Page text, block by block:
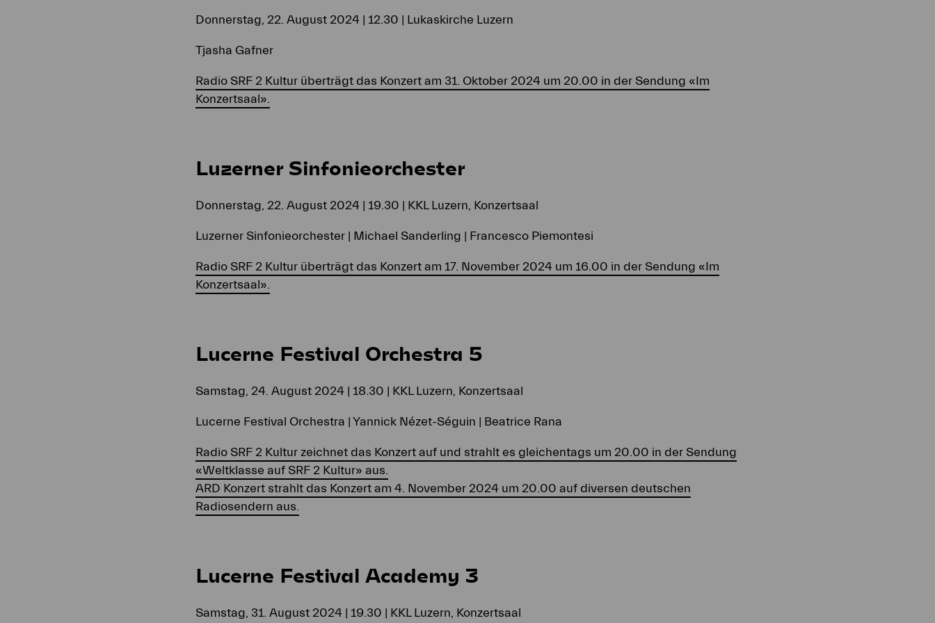
Donnerstag, 22. August 2024 | 12.30 | Lukaskirche Luzern
Tjasha Gafner
Radio SRF 2 Kultur überträgt das Konzert am 31. Oktober 2024 um 20.00 in der Sendung «Im
Konzertsaal».
Luzerner Sinfonieorchester
Donnerstag, 22. August 2024 | 19.30 | KKL Luzern, Konzertsaal
Luzerner Sinfonieorchester | Michael Sanderling | Francesco Piemontesi
Radio SRF 2 Kultur überträgt das Konzert am 17. November 2024 um 16.00 in der Sendung «Im
Konzertsaal».
Lucerne Festival Orchestra 5
Samstag, 24. August 2024 | 18.30 | KKL Luzern, Konzertsaal
Lucerne Festival Orchestra | Yannick Nézet-Séguin | Beatrice Rana
Radio SRF 2 Kultur zeichnet das Konzert auf und strahlt es gleichentags um 20.00 in der Sendung
«Weltklasse auf SRF 2 Kultur» aus.
ARD Konzert strahlt das Konzert am 4. November 2024 um 20.00 auf diversen deutschen
Radiosendern aus.
Lucerne Festival Academy 3
Samstag, 31. August 2024 | 19.30 | KKL Luzern, Konzertsaal